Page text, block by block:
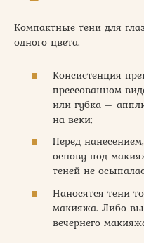
Компактные тени для
одного цвета.
Консистенция
прессованном
или губка –
на веки;
Перед
основу под
теней не
Наносятся тени
макияжа. Либо
вечернего